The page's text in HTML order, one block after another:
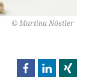
© Martina Nöstler